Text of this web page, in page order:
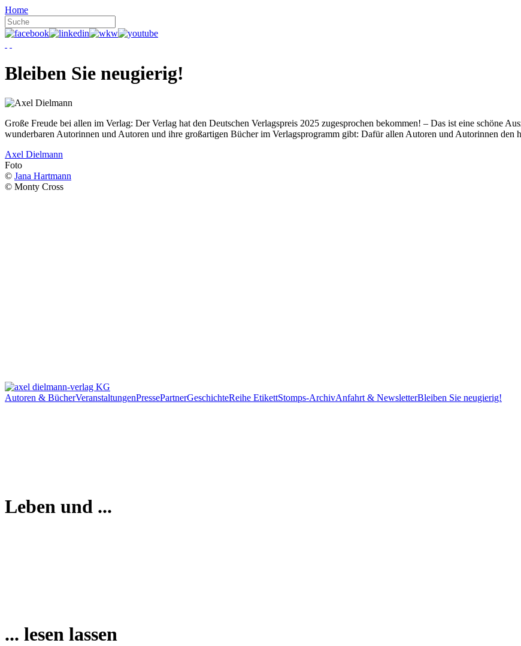
Home
Bleiben Sie neugierig!
Große Freude bei allen im Verlag: Der Verlag hat den Deutschen Verlagspreis 2025 zugesprochen bekommen! – Das ist eine schöne
wunderbaren Autorinnen und Autoren und ihre großartigen Bücher im Verlagsprogramm gibt: Dafür allen Autoren und Autorinnen
Axel Dielmann
Foto
© Jana Hartmann
© Monty Cross
Autoren & BücherVeranstaltungenPressePartnerGeschichteReihe EtikettStomps-ArchivAnfahrt & NewsletterBleiben Sie neugierig!
Leben und ...
... lesen lassen